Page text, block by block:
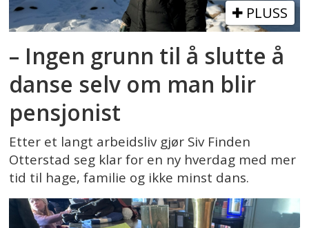
PLUSS
– Ingen grunn til å slutte å
danse selv om man blir
pensjonist
Etter et langt arbeidsliv gjør Siv Finden
Otterstad seg klar for en ny hverdag med mer
tid til hage, familie og ikke minst dans.